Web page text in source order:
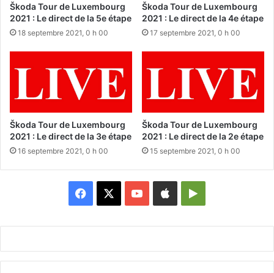
Škoda Tour de Luxembourg
2021 : Le direct de la 5e étape
18 septembre 2021, 0 h 00
Škoda Tour de Luxembourg
2021 : Le direct de la 4e étape
17 septembre 2021, 0 h 00
Škoda Tour de Luxembourg
2021 : Le direct de la 3e étape
16 septembre 2021, 0 h 00
Škoda Tour de Luxembourg
2021 : Le direct de la 2e étape
15 septembre 2021, 0 h 00
Facebook YouTubeAppleGoogle